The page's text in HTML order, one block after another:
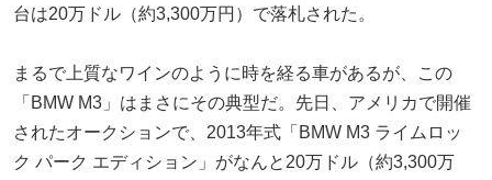
台は20万ドル（約3,300万円）で落札された。
まるで上質なワインのように時を経る車があるが、この
「BMW M3」はまさにその典型だ。先日、アメリカで開催
されたオークションで、2013年式「BMW M3 ライムロッ
ク パーク エディション」がなんと20万ドル（約3,300万